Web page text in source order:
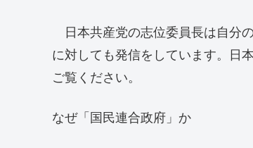
日本共産党の志位委員長は自分
に対しても発信をしています。日
ご覧ください。
なぜ「国民連合政府」か